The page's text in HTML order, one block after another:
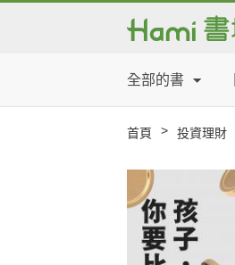
全部的書
首頁 > 投資理財